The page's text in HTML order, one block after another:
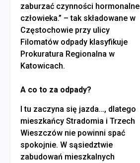
zaburzać czynności hormonalne
człowieka.” – tak składowane w
Częstochowie przy ulicy
Filomatów odpady klasyfikuje
Prokuratura Regionalna w
Katowicach.
A co to za odpady?
I tu zaczyna się jazda…, dlatego
mieszkańcy Stradomia i Trzech
Wieszczów nie powinni spać
spokojnie. W sąsiedztwie
zabudowań mieszkalnych